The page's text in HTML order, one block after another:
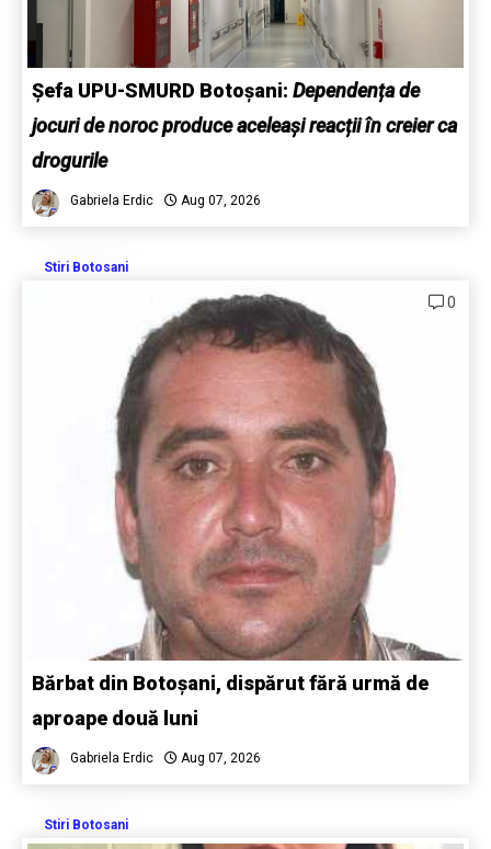
Șefa UPU-SMURD Botoșani: Dependența de
jocuri de noroc produce aceleași reacții în creier ca
drogurile
Gabriela Erdic Aug 07, 2026
Stiri Botosani
0
Bărbat din Botoșani, dispărut fără urmă de
aproape două luni
Gabriela Erdic Aug 07, 2026
Stiri Botosani